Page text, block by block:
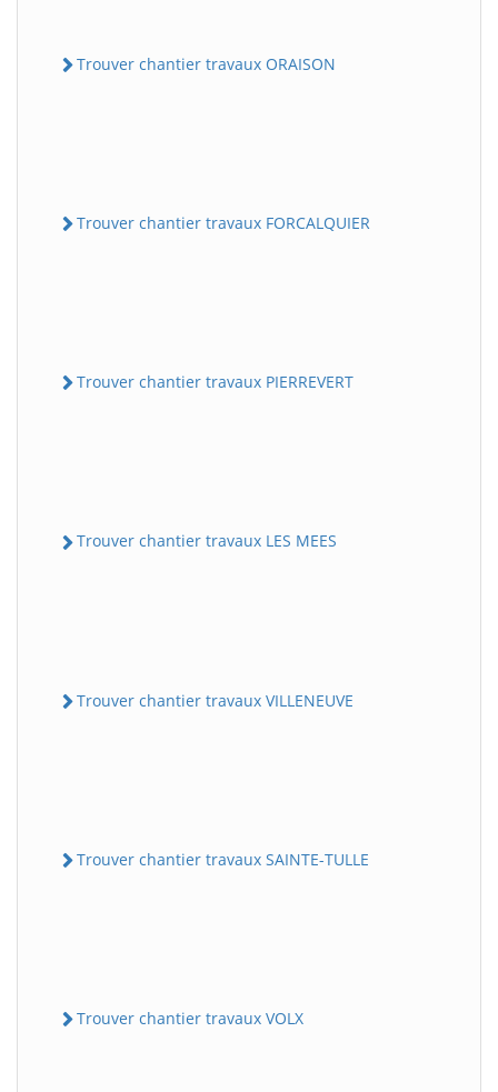
Trouver chantier travaux ORAISON
Trouver chantier travaux FORCALQUIER
Trouver chantier travaux PIERREVERT
Trouver chantier travaux LES MEES
Trouver chantier travaux VILLENEUVE
Trouver chantier travaux SAINTE-TULLE
Trouver chantier travaux VOLX